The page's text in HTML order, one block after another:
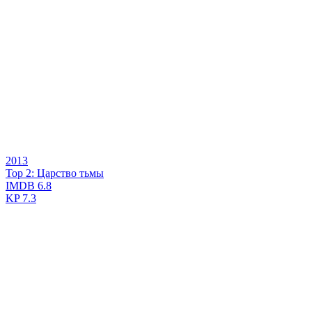
2013
Тор 2: Царство тьмы
IMDB 6.8
KP7.3